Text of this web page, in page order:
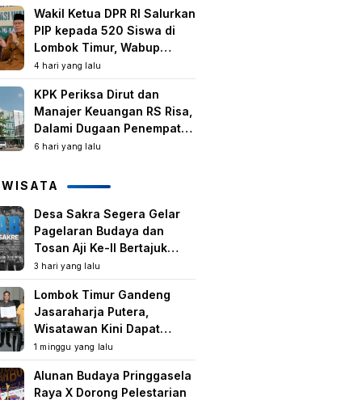
Wakil Ketua DPR RI Salurkan
PIP kepada 520 Siswa di
Lombok Timur, Wabup
Tekankan Pentingnya
Pendidikan dan
Pencegahan Perkawinan
Anak
4 hari yang lalu
KPK Periksa Dirut dan
Manajer Keuangan RS Risa,
Dalami Dugaan Penempatan
Dana Rp2,25 Miliar oleh
6 hari yang lalu
Desa Sakra Segera Gelar
Pagelaran Budaya dan
Tosan Aji Ke-II Bertajuk
Samuhita Sakre
3 hari yang lalu
Lombok Timur Gandeng
Jasaraharja Putera,
Wisatawan Kini Dapat
Perlindungan Asuransi di
Destinasi Wisata
1 minggu yang lalu
Alunan Budaya Pringgasela
Raya X Dorong Pelestarian